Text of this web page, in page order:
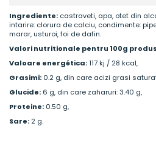
Ingrediente: castraveti, apa, otet din
intarire: clorura de calciu, condimente:
marar, usturoi, foi de dafin.
Valori nutritionale pentru 100g
Valoare energética:117 kj / 28 kcal,
Grasimi: 0.2 g, din care acizi grasi
Glucide: 6 g, din care zaharuri: 3.40 g,
Proteine: 0.50 g,
Sare: 2 g.